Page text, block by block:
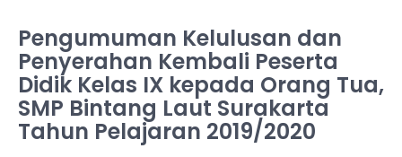
Pengumuman Kelulusan dan
Penyerahan Kembali Peserta
Didik Kelas IX kepada Orang Tua,
SMP Bintang Laut Surakarta
Tahun Pelajaran 2019/2020